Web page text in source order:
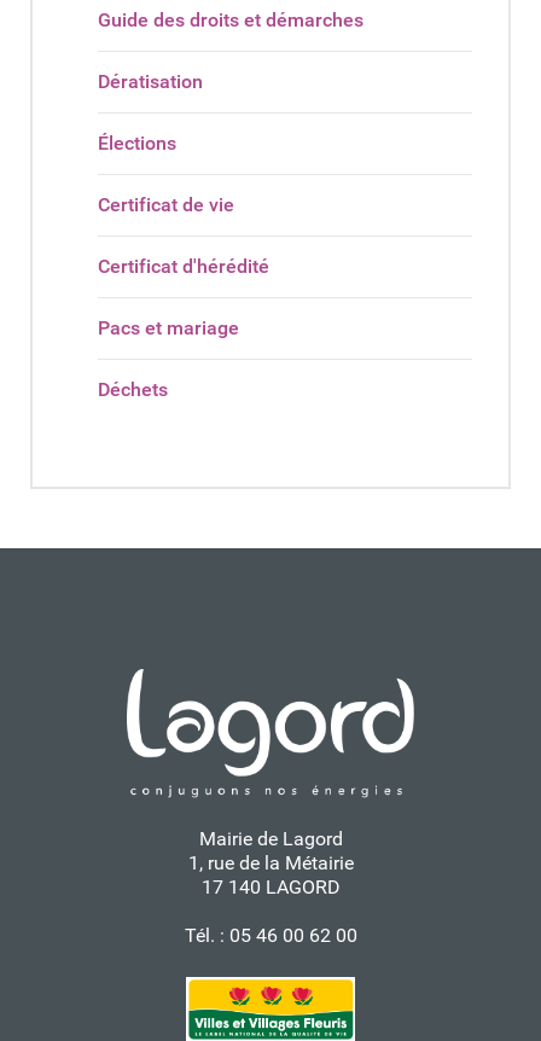
Guide des droits et démarches
Dératisation
Élections
Certificat de vie
Certificat d'hérédité
Pacs et mariage
Déchets
Mairie de Lagord
1, rue de la Métairie
17 140 LAGORD
Tél. : 05 46 00 62 00